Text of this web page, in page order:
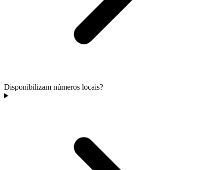
Disponibilizam números locais?